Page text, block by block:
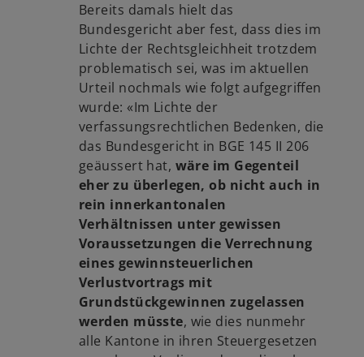
Bereits damals hielt das
Bundesgericht aber fest, dass dies im
Lichte der Rechtsgleichheit trotzdem
problematisch sei, was im aktuellen
Urteil nochmals wie folgt aufgegriffen
wurde: «Im Lichte der
verfassungsrechtlichen Bedenken, die
das Bundesgericht in BGE 145 II 206
geäussert hat, wäre im Gegenteil
eher zu überlegen, ob nicht auch in
rein innerkantonalen
Verhältnissen unter gewissen
Voraussetzungen die Verrechnung
eines gewinnsteuerlichen
Verlustvortrags mit
Grundstückgewinnen zugelassen
werden müsste, wie dies nunmehr
alle Kantone in ihren Steuergesetzen